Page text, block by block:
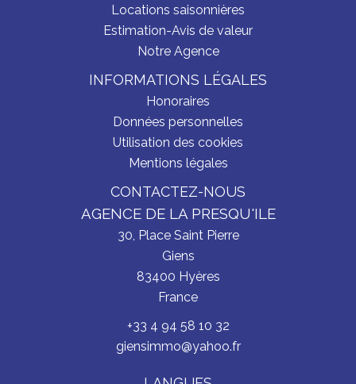
Locations saisonnières
Estimation-Avis de valeur
Notre Agence
INFORMATIONS LÉGALES
Honoraires
Données personnelles
Utilisation des cookies
Mentions légales
CONTACTEZ-NOUS
AGENCE DE LA PRESQU'ILE
30, Place Saint Pierre
Giens
83400 Hyères
France
+33 4 94 58 10 32
giensimmo@yahoo.fr